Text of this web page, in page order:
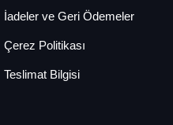
İadeler ve Geri Ödemeler
Çerez Politikası
Teslimat Bilgisi